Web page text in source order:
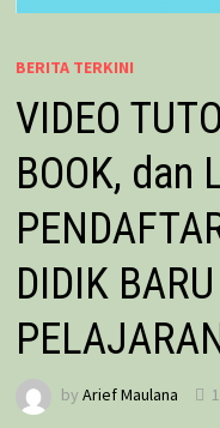
BERITA TERKINI
VIDEO
BOOK, dan
DIDIK
by Arief Maulana